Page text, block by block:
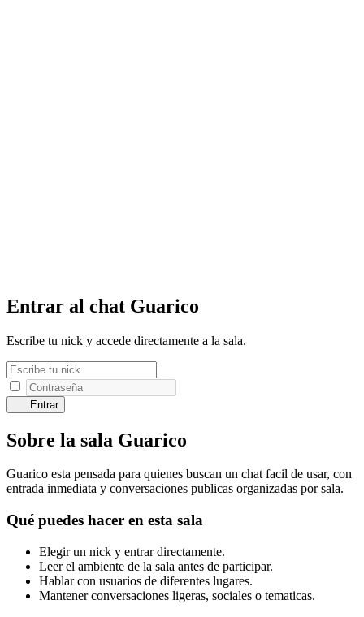
Entrar al chat Guarico
Escribe tu nick y accede directamente a la sala.
Entrar
Sobre la sala Guarico
Guarico esta pensada para quienes buscan un chat facil de usar, con
entrada inmediata y conversaciones publicas organizadas por sala.
Qué puedes hacer en esta sala
Elegir un nick y entrar directamente.
Leer el ambiente de la sala antes de participar.
Hablar con usuarios de diferentes lugares.
Mantener conversaciones ligeras, sociales o tematicas.